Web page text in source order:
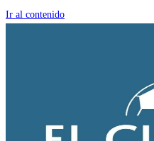
Ir al contenido